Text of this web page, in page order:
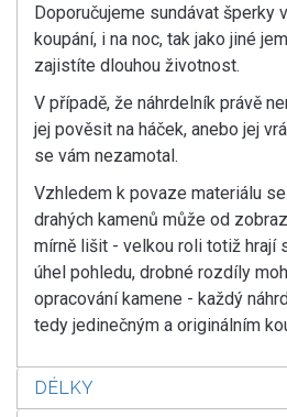
Doporučujeme sundávat šperky
koupání, i na noc, tak jako jiné
zajistíte dlouhou životnost.
V případě, že náhrdelník právě
jej pověsit na háček, anebo jej
se vám nezamotal.
Vzhledem k povaze materiálu
drahých kamenů může od
mírně lišit - velkou roli totiž hrají
úhel pohledu, drobné rozdíly
opracování kamene - každý
tedy jedinečným a originálním
DÉLKY